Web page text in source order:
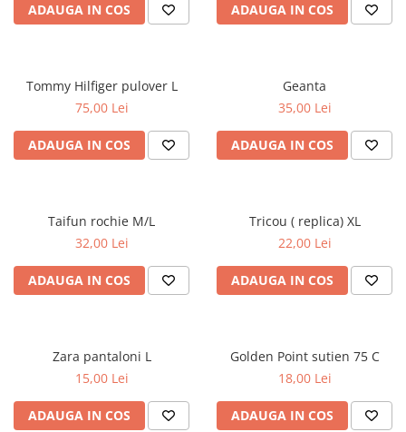
ADAUGA IN COS ADAUGA IN COS
Tommy Hilfiger pulover L
75,00 Lei
ADAUGA IN COS
Geanta
35,00 Lei
ADAUGA IN COS
Taifun rochie M/L
32,00 Lei
ADAUGA IN COS
Tricou ( replica) XL
22,00 Lei
ADAUGA IN COS
Zara pantaloni L
15,00 Lei
ADAUGA IN COS
Golden Point sutien 75 C
18,00 Lei
ADAUGA IN COS